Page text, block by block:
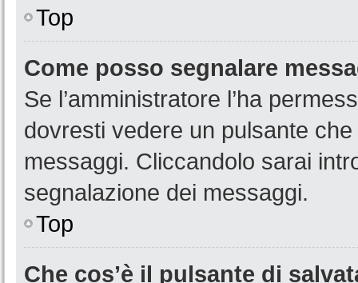
Top
Come posso segnalare
Se l’amministratore l’ha
dovresti vedere un pulsante
messaggi. Cliccandolo sarai
segnalazione dei messaggi.
Top
Che cos’è il pulsante di